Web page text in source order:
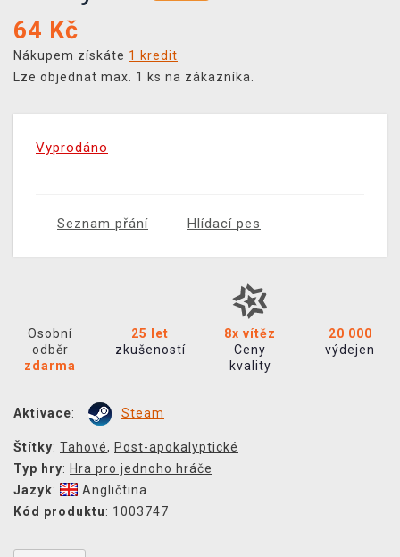
64 Kč
Nákupem získáte 1 kredit
Lze objednat max. 1 ks na zákazníka.
Vyprodáno
Seznam přání Hlídací pes
Osobní
odběr
zdarma
25 let
zkušeností
8x vítěz
Ceny
kvality
20 000
výdejen
Aktivace: Steam
Štítky: Tahové, Post-apokalyptické
Typ hry: Hra pro jednoho hráče
Jazyk:
Angličtina
Kód produktu: 1003747